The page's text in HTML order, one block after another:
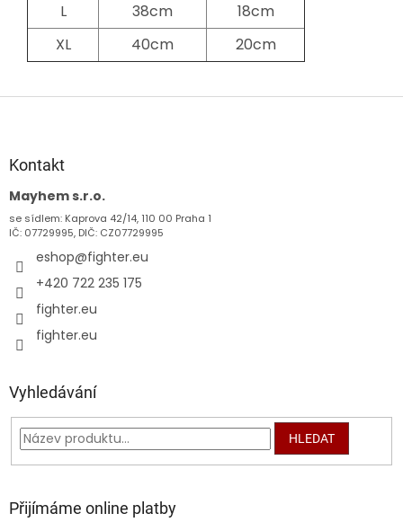
L
38cm
18cm
XL
40cm 20cm
Kontakt
Mayhem s.r.o.
se sídlem: Kaprova 42/14, 110 00 Praha 1
IČ: 07729995, DIČ: CZ07729995
eshop@fighter.eu
+420 722 235 175
fighter.eu
fighter.eu
Vyhledávání
HLEDAT
Přijímáme online platby